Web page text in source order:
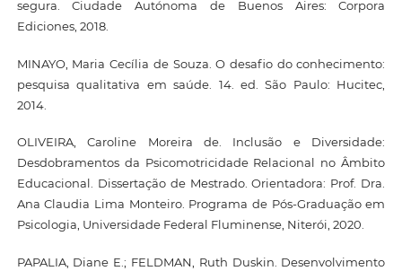
segura. Ciudade Autónoma de Buenos Aires: Corpora
Ediciones, 2018.
MINAYO, Maria Cecília de Souza. O desafio do conhecimento:
pesquisa qualitativa em saúde. 14. ed. São Paulo: Hucitec,
2014.
OLIVEIRA, Caroline Moreira de. Inclusão e Diversidade:
Desdobramentos da Psicomotricidade Relacional no Âmbito
Educacional. Dissertação de Mestrado. Orientadora: Prof. Dra.
Ana Claudia Lima Monteiro. Programa de Pós-Graduação em
Psicologia, Universidade Federal Fluminense, Niterói, 2020.
PAPALIA, Diane E.; FELDMAN, Ruth Duskin. Desenvolvimento